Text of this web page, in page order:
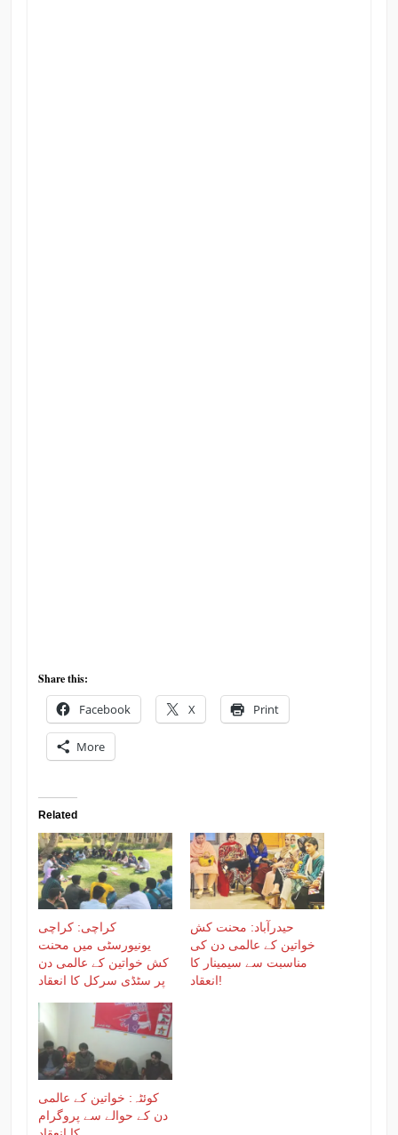
Share this:
Facebook X Print
More
Related
کراچی: کراچی
یونیورسٹی میں محنت
کش خواتین کے عالمی دن
پر سٹڈی سرکل کا انعقاد
حیدرآباد: محنت کش
خواتین کے عالمی دن کی
مناسبت سے سیمینار کا
انعقاد!
کوئٹہ: خواتین کے عالمی
دن کے حوالے سے پروگرام